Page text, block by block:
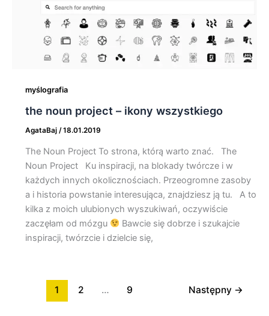
myślografia
the noun project – ikony wszystkiego
AgataBaj /18.01.2019
The Noun Project To strona, którą warto znać. The
Noun Project Ku inspiracji, na blokady twórcze i w
każdych innych okolicznościach. Przeogromne zasoby
a i historia powstanie interesująca, znajdziesz ją tu. A to
kilka z moich ulubionych wyszukiwań, oczywiście
zaczęłam od mózgu
Bawcie się dobrze i szukajcie
inspiracji, twórzcie i dzielcie się,
1 2 … 9 Następny →